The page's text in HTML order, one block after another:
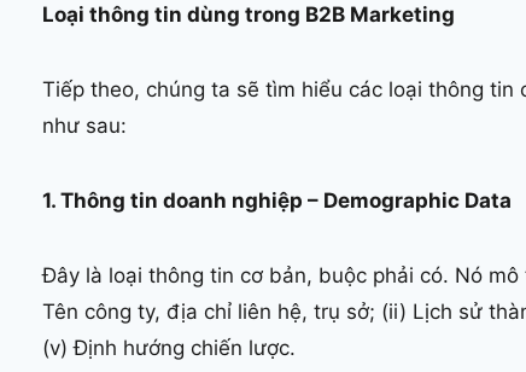
Loại thông tin dùng trong B2B Marketing
Tiếp theo, chúng ta sẽ tìm hiểu các loại thông tin
như sau:
1. Thông tin doanh nghiệp – Demographic Data
Đây là loại thông tin cơ bản, buộc phải có. Nó
Tên công ty, địa chỉ liên hệ, trụ sở; (ii) Lịch sử
(v) Định hướng chiến lược.